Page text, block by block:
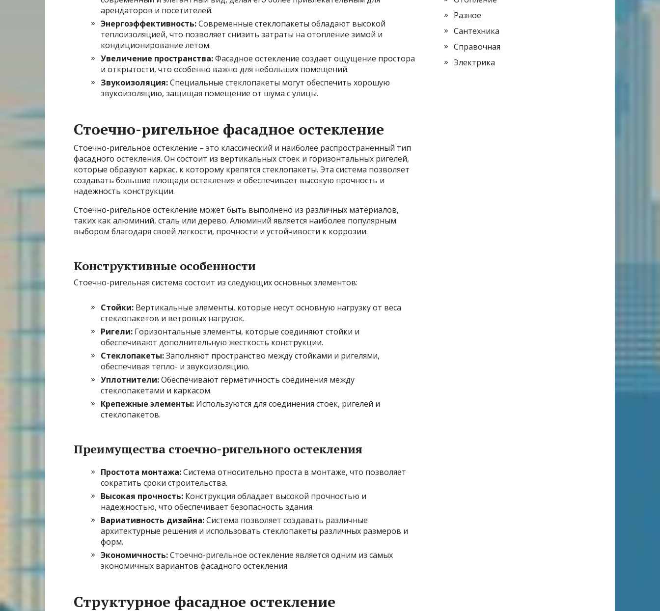
арендаторов и посетителей.
Энергоэффективность:Современные стеклопакеты обладают высокой
теплоизоляцией, что позволяет снизить затраты на отопление зимой и
кондиционирование летом.
Увеличение пространства:Фасадное остекление создает ощущение простора
и открытости, что особенно важно для небольших помещений.
Звукоизоляция:Специальные стеклопакеты могут обеспечить хорошую
звукоизоляцию, защищая помещение от шума с улицы.
Стоечно-ригельное фасадное остекление
Стоечно-ригельное остекление – это классический и наиболее распространенный тип
фасадного остекления. Он состоит из вертикальных стоек и горизонтальных ригелей,
которые образуют каркас, к которому крепятся стеклопакеты. Эта система позволяет
создавать большие площади остекления и обеспечивает высокую прочность и
надежность конструкции.
Стоечно-ригельное остекление может быть выполнено из различных материалов,
таких как алюминий, сталь или дерево. Алюминий является наиболее популярным
выбором благодаря своей легкости, прочности и устойчивости к коррозии.
Конструктивные особенности
Стоечно-ригельная система состоит из следующих основных элементов:
Стойки: Вертикальные элементы, которые несут основную нагрузку от веса
стеклопакетов и ветровых нагрузок.
Ригели: Горизонтальные элементы, которые соединяют стойки и
обеспечивают дополнительную жесткость конструкции.
Стеклопакеты:Заполняют пространство между стойками и ригелями,
обеспечивая тепло- и звукоизоляцию.
Уплотнители:Обеспечивают герметичность соединения между
стеклопакетами и каркасом.
Крепежные элементы: Используются для соединения стоек, ригелей и
стеклопакетов.
Преимущества стоечно-ригельного остекления
Простота монтажа:Система относительно проста в монтаже, что позволяет
сократить сроки строительства.
Высокая прочность: Конструкция обладает высокой прочностью и
надежностью, что обеспечивает безопасность здания.
Вариативность дизайна:Система позволяет создавать различные
архитектурные решения и использовать стеклопакеты различных размеров и
форм.
Экономичность:Стоечно-ригельное остекление является одним из самых
экономичных вариантов фасадного остекления.
Структурное фасадное остекление
Разное
Сантехника
Справочная
Электрика